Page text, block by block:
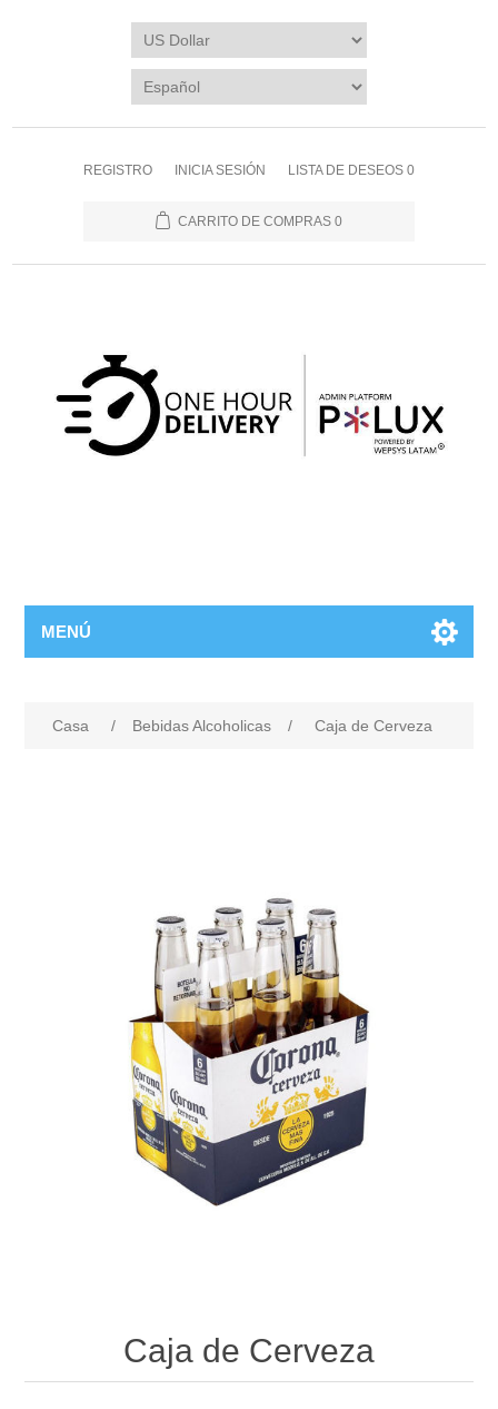
REGISTRO INICIA SESIÓN LISTA DE DESEOS 0
CARRITO DE COMPRAS 0
MENÚ
Casa / Bebidas Alcoholicas / Caja de Cerveza
Caja de Cerveza